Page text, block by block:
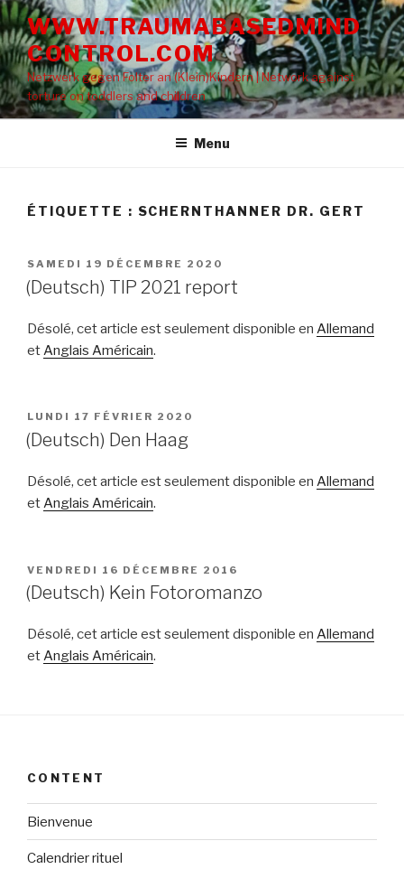
Aller
au
contenu
principal
WWW.TRAUMABASEDMIND
CONTROL.COM
Netzwerk gegen Folter an (Klein)Kindern | Network against
torture on toddlers and children
Menu
ÉTIQUETTE : SCHERNTHANNER DR. GERT
PUBLIÉ
LE
SAMEDI 19 DÉCEMBRE 2020
(Deutsch) TIP 2021 report
Désolé, cet article est seulement disponible en Allemand
etAnglais Américain.
PUBLIÉ
LE
LUNDI 17 FÉVRIER 2020
(Deutsch) Den Haag
Désolé, cet article est seulement disponible en Allemand
etAnglais Américain.
PUBLIÉ
LE
VENDREDI 16 DÉCEMBRE 2016
(Deutsch) Kein Fotoromanzo
Désolé, cet article est seulement disponible en Allemand
etAnglais Américain.
CONTENT
Bienvenue
Calendrier rituel